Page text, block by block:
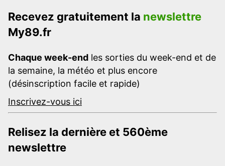
Recevez gratuitement la newslettre
My89.fr
Chaque week-end les sorties du week-end et de
la semaine, la météo et plus encore
(désinscription facile et rapide)
Inscrivez-vous ici
Relisez la dernière et 560ème
newslettre